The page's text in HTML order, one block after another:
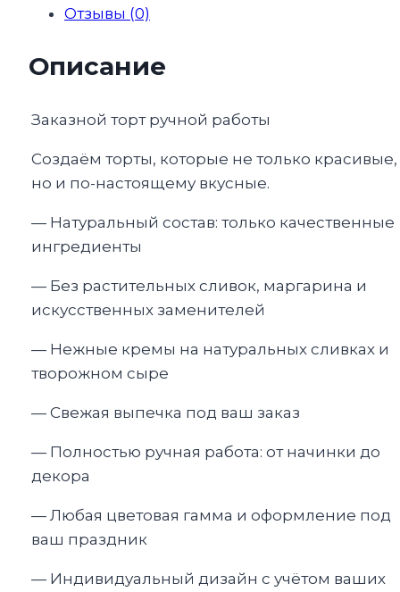
Отзывы (0)
Описание
Заказной торт ручной работы
Создаём торты, которые не только красивые,
но и по-настоящему вкусные.
— Натуральный состав: только качественные
ингредиенты
— Без растительных сливок, маргарина и
искусственных заменителей
— Нежные кремы на натуральных сливках и
творожном сыре
— Свежая выпечка под ваш заказ
— Полностью ручная работа: от начинки до
декора
— Любая цветовая гамма и оформление под
ваш праздник
— Индивидуальный дизайн с учётом ваших